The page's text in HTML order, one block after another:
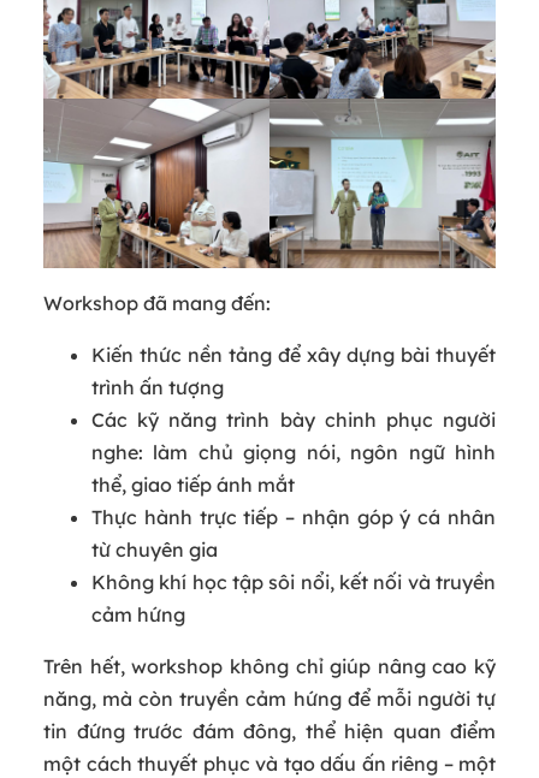
Workshop đã mang đến:
Kiến thức nền tảng để xây dựng bài thuyết
trình ấn tượng
Các kỹ năng trình bày chinh phục người
nghe: làm chủ giọng nói, ngôn ngữ hình
thể, giao tiếp ánh mắt
Thực hành trực tiếp – nhận góp ý cá nhân
từ chuyên gia
Không khí học tập sôi nổi, kết nối và truyền
cảm hứng
Trên hết, workshop không chỉ giúp nâng cao kỹ
năng, mà còn truyền cảm hứng để mỗi người tự
tin đứng trước đám đông, thể hiện quan điểm
một cách thuyết phục và tạo dấu ấn riêng – một